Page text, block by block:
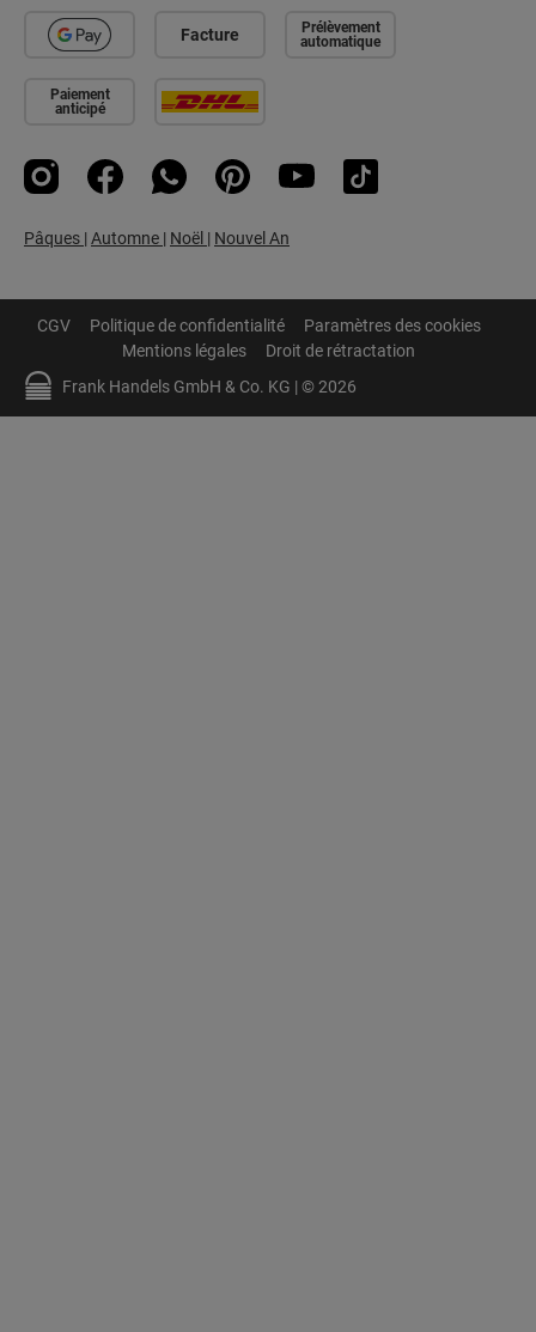
Facture
Prélèvement
automatique
Paiement
anticipé
InstagramFacebookWhatsApp PinterestYouTubeTikTok
Pâques | Automne | Noël | Nouvel An
Frank Handels GmbH & Co. KG | © 2026
CGV Politique de confidentialité
Paramètres des cookies
Mentions légales
Droit de rétractation